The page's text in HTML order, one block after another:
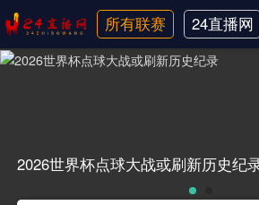
所有联赛
24直播网
日职联